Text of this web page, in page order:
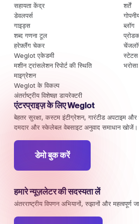
सहायता केंद्र
डेवलपर्स
गाइड्स
शब्द गणना टूल
हरेफ़्लैंग चेकर
Weglot एकेडमी
मशीन ट्रांसलेशन रिपोर्ट की स्थिति
माइग्रेशन
Weglot के विकल्प
अंतर्राष्ट्रीय विशेषज्ञ डायरेक्टरी
शर्तें
ब्लॉग
स्टेटस
एंटरप्राइज़ के लिए Weglot
बेहतर सुरक्षा, कस्टम इंटीग्रेशन, गारंटीड अपटाइम
दमदार और स्केलेबल वेबसाइट अनुवाद समाधान खोजें।
डेमो बुक करें
हमारे न्यूज़लेटर की सदस्यता लें
अंतरराष्ट्रीय विपणन अभियानों, रुझानों और महत्वपूर्ण